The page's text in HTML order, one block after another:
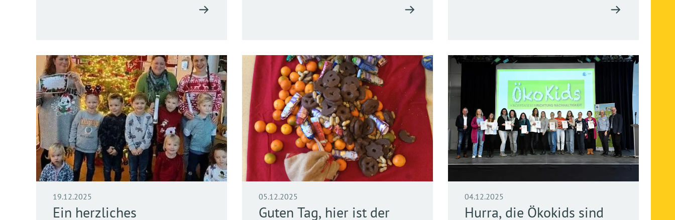
19.12.2025
Ein herzliches
05.12.2025
Guten Tag, hier ist der
04.12.2025
Hurra, die Ökokids sind